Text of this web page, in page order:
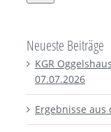
Neueste Beiträge
KGR
07.07.2026
Ergebnisse